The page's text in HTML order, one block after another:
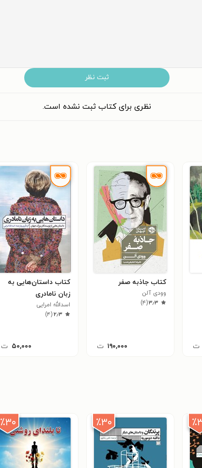
ثبت نظر
نظری برای کتاب ثبت نشده است.
ت
کتاب جاذبه صفر
وودی آلن
۳٫۳(۴)
۱۹۰,۰۰۰ ت
کتاب داستان‌هایی به
زبان نامادری
اسدالله امرایی
۲٫۳(۴)
۵۰,۰۰۰ ت
٪۳۰ ٪۳۰